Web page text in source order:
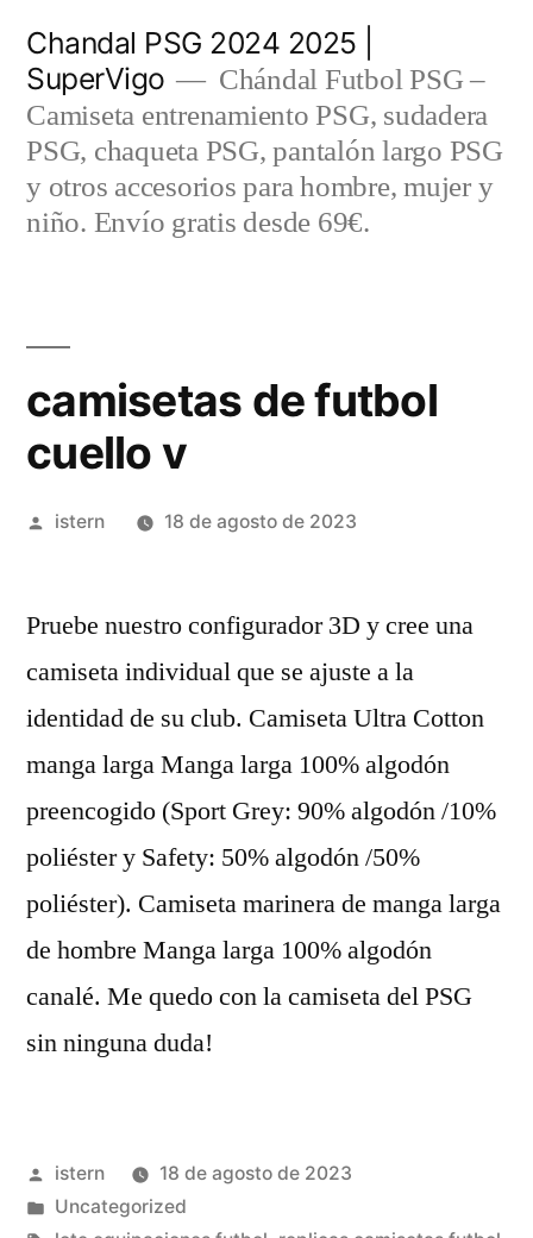
contenido
Chandal PSG 2024 2025 |
SuperVigo
Chándal Futbol PSG –
Camiseta entrenamiento PSG, sudadera
PSG, chaqueta PSG, pantalón largo PSG
y otros accesorios para hombre, mujer y
niño. Envío gratis desde 69€.
camisetas de futbol
cuello v
Publicado
istern 18 de agosto de 2023
Pruebe nuestro configurador 3D y cree una
camiseta individual que se ajuste a la
identidad de su club. Camiseta Ultra Cotton
manga larga Manga larga 100% algodón
preencogido (Sport Grey: 90% algodón /10%
poliéster y Safety: 50% algodón /50%
poliéster). Camiseta marinera de manga larga
de hombre Manga larga 100% algodón
canalé. Me quedo con la camiseta del PSG
sin ninguna duda!
Publicado
por
istern
18 de agosto de 2023
Publicado
Uncategorized